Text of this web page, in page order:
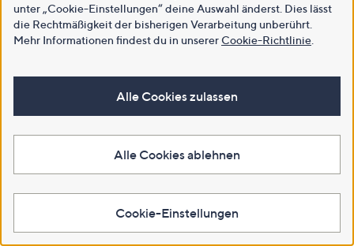
unter „Cookie-Einstellungen“ deine Auswahl änderst. Dies lässt
die Rechtmäßigkeit der bisherigen Verarbeitung unberührt.
Mehr Informationen findest du in unsererCookie-Richtlinie
Alle Cookies zulassen
Alle Cookies ablehnen
Cookie-Einstellungen